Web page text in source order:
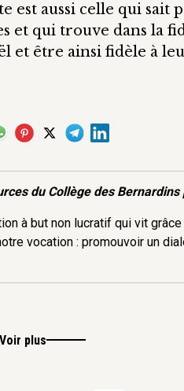
est aussi celle qui sait
et qui trouve dans la
et être ainsi fidèle à
du Collège des Bernardins
à but non lucratif qui vit
vocation : promouvoir un
Voir plus